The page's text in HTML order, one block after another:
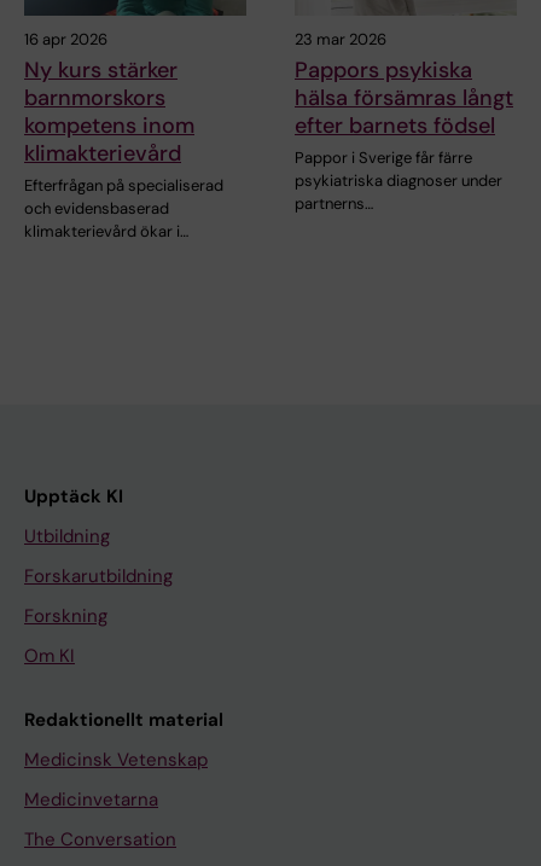
16 apr 2026
Ny kurs stärker
barnmorskors
kompetens inom
klimakterievård
Efterfrågan på specialiserad
och evidensbaserad
klimakterievård ökar i…
23 mar 2026
Pappors psykiska
hälsa försämras långt
efter barnets födsel
Pappor i Sverige får färre
psykiatriska diagnoser under
partnerns…
Upptäck KI
Utbildning
Forskarutbildning
Forskning
Om KI
Redaktionellt material
Medicinsk Vetenskap
Medicinvetarna
The Conversation